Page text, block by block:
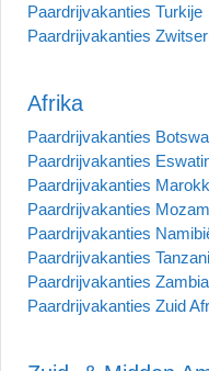
Paardrijvakanties Turkije
Paardrijvakanties
Afrika
Paardrijvakanties
Paardrijvakanties
Paardrijvakanties
Paardrijvakanties
Paardrijvakanties
Paardrijvakanties
Paardrijvakanties Zambia
Paardrijvakanties Zuid